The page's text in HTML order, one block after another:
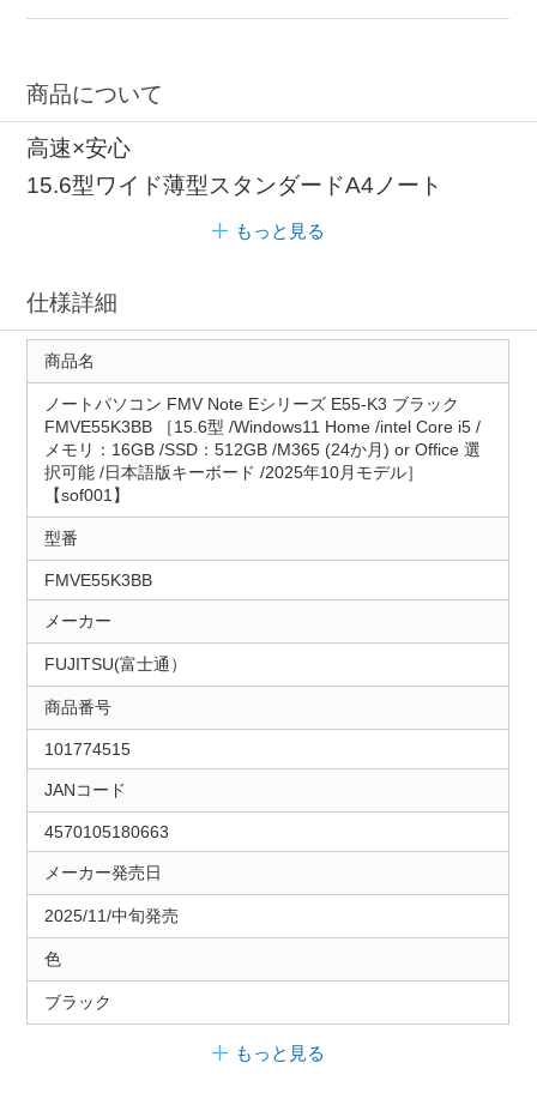
商品について
高速×安心
15.6型ワイド薄型スタンダードA4ノート
もっと見る
仕様詳細
商品名
ノートパソコン FMV Note Eシリーズ E55-K3 ブラック
FMVE55K3BB ［15.6型 /Windows11 Home /intel Core i5 /
メモリ：16GB /SSD：512GB /M365 (24か月) or Office 選
択可能 /日本語版キーボード /2025年10月モデル］
【sof001】
型番
FMVE55K3BB
メーカー
FUJITSU(富士通）
商品番号
101774515
JANコード
4570105180663
メーカー発売日
2025/11/中旬発売
色
ブラック
もっと見る